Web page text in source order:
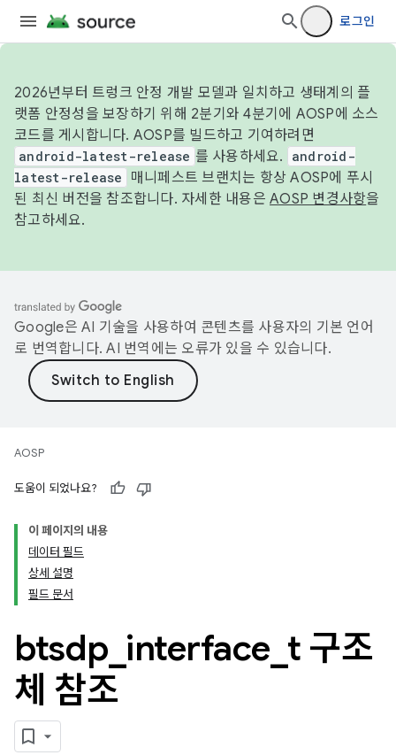
로그인
2026년부터 트렁크 안정 개발 모델과 일치하고 생태계의 플
랫폼 안정성을 보장하기 위해 2분기와 4분기에 AOSP에 소스
코드를 게시합니다. AOSP를 빌드하고 기여하려면
android-latest-release 를 사용하세요.
android-
latest-release
매니페스트 브랜치는 항상 AOSP에 푸시
된 최신 버전을 참조합니다. 자세한 내용은 AOSP 변경사항을
참고하세요.
Google은 AI 기술을 사용하여 콘텐츠를 사용자의 기본 언어
로 번역합니다. AI 번역에는 오류가 있을 수 있습니다.
AOSP
도움이 되었나요?
이 페이지의 내용
데이터 필드
상세 설명
필드 문서
btsdp interface t 구조
체 참조